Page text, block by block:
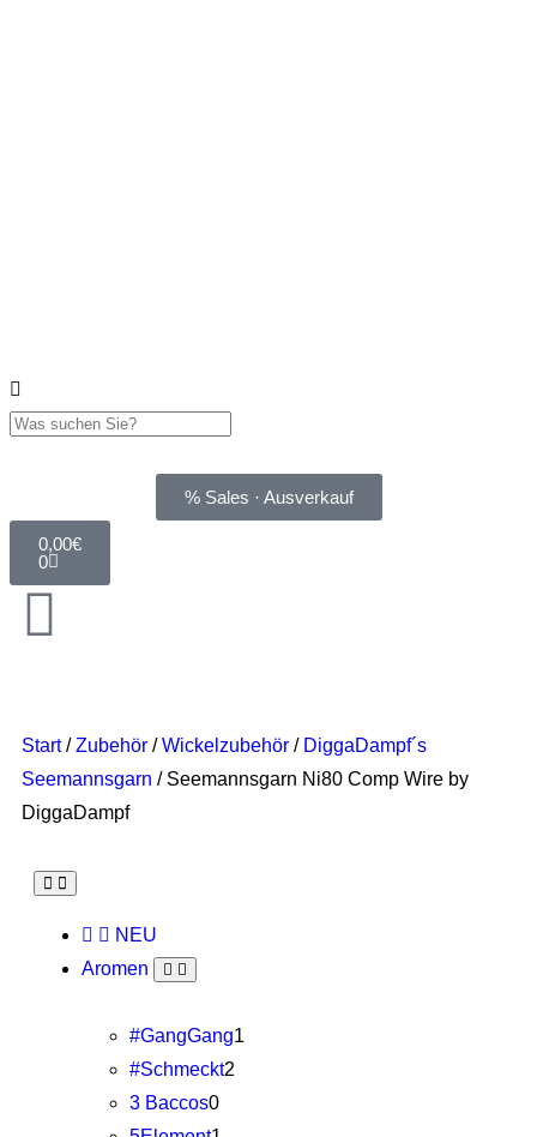
% Sales · Ausverkauf
0,00€
0
Start/Zubehör /Wickelzubehör / DiggaDampf´s
Seemannsgarn / Seemannsgarn Ni80 Comp Wire by
DiggaDampf
NEU
Aromen
#GangGang1
#Schmeckt2
3 Baccos0